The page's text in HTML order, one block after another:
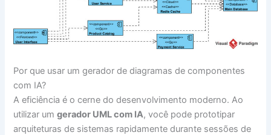
Por que usar um gerador de diagramas de componentes
com IA?
A eficiência é o cerne do desenvolvimento moderno. Ao
utilizar umgerador UML com IA, você pode prototipar
arquiteturas de sistemas rapidamente durante sessões de